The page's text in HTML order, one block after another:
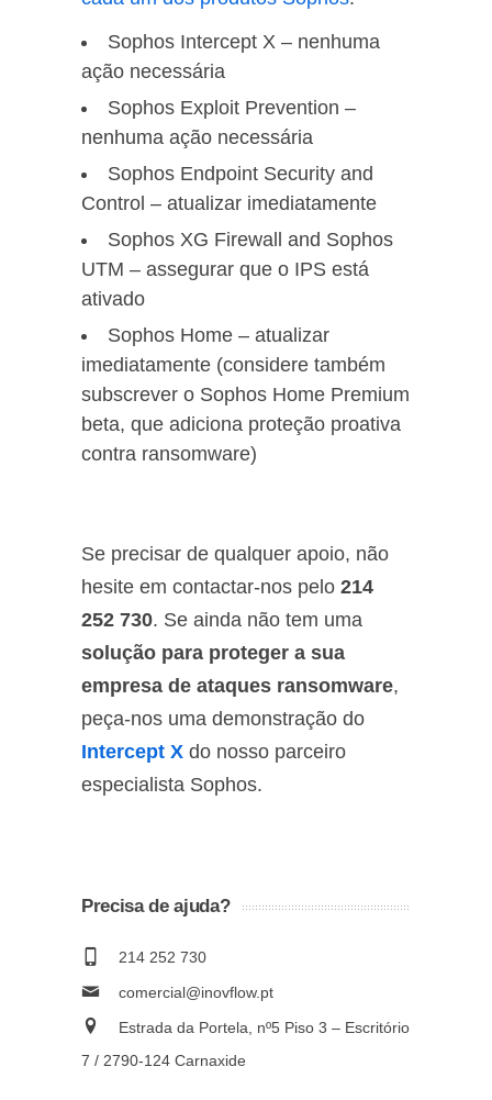
Sophos Intercept X – nenhuma
ação necessária
Sophos Exploit Prevention –
nenhuma ação necessária
Sophos Endpoint Security and
Control – atualizar imediatamente
Sophos XG Firewall and Sophos
UTM – assegurar que o IPS está
ativado
Sophos Home – atualizar
imediatamente (considere também
subscrever o Sophos Home Premium
beta, que adiciona proteção proativa
contra ransomware)
Se precisar de qualquer apoio, não
hesite em contactar-nos pelo 214
252 730. Se ainda não tem uma
solução para proteger a sua
empresa de ataques ransomware,
peça-nos uma demonstração do
Intercept X do nosso parceiro
especialista Sophos.
Precisa de ajuda?
214 252 730
comercial@inovflow.pt
Estrada da Portela, nº5 Piso 3 – Escritório
7 / 2790-124 Carnaxide